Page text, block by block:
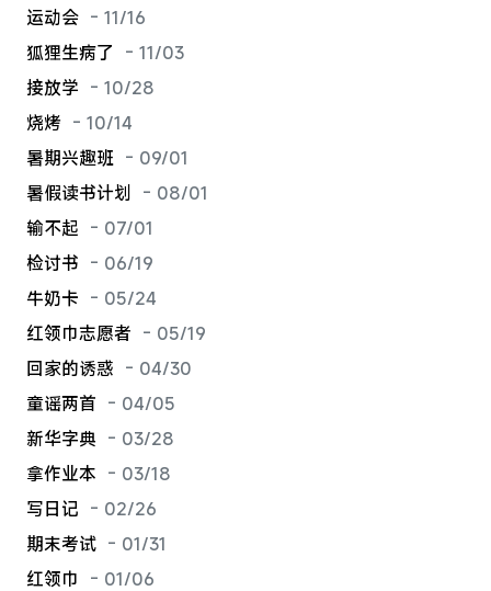
运动会 - 11/16
狐狸生病了 - 11/03
接放学 - 10/28
烧烤 - 10/14
暑期兴趣班 - 09/01
暑假读书计划
- 08/01
输不起 - 07/01
检讨书 - 06/19
牛奶卡 - 05/24
红领巾志愿者 - 05/19
回家的诱惑 - 04/30
童谣两首 - 04/05
新华字典 - 03/28
拿作业本 - 03/18
写日记 - 02/26
期末考试 - 01/31
红领巾 - 01/06